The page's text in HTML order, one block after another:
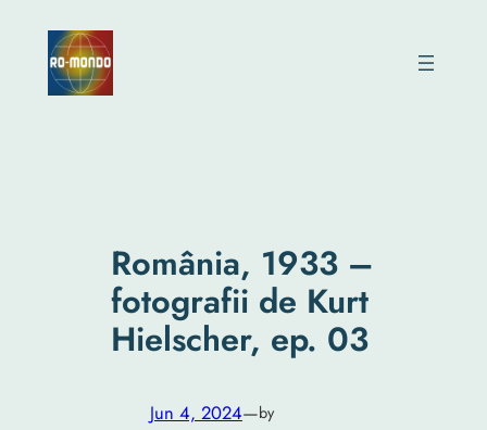
content
România, 1933 –
fotografii de Kurt
Hielscher, ep. 03
Jun 4, 2024—by